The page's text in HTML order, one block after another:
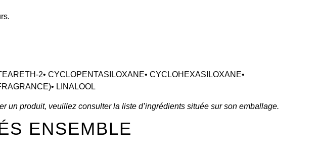
2• CYCLOPENTASILOXANE• CYCLOHEXASILOXANE•
LINALOOL
un produit, veuillez consulter la liste d’ingrédients située sur son emballage.
ENSEMBLE